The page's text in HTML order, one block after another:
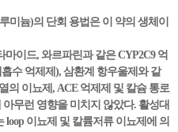
미늄)의 단회 용법은 이 약의 생체이
이드, 와르파린과 같은 CYP2C9 억
수 억제제), 삼환계 항우울제와 같
의 이뇨제, ACE 억제제 및 칼슘 통로
무런 영향을 미치지 않았다. 활성대
이뇨제 및 칼륨저류 이뇨제에 의